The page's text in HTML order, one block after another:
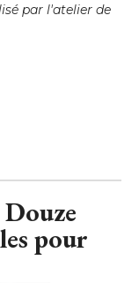
par l'atelier de
pour